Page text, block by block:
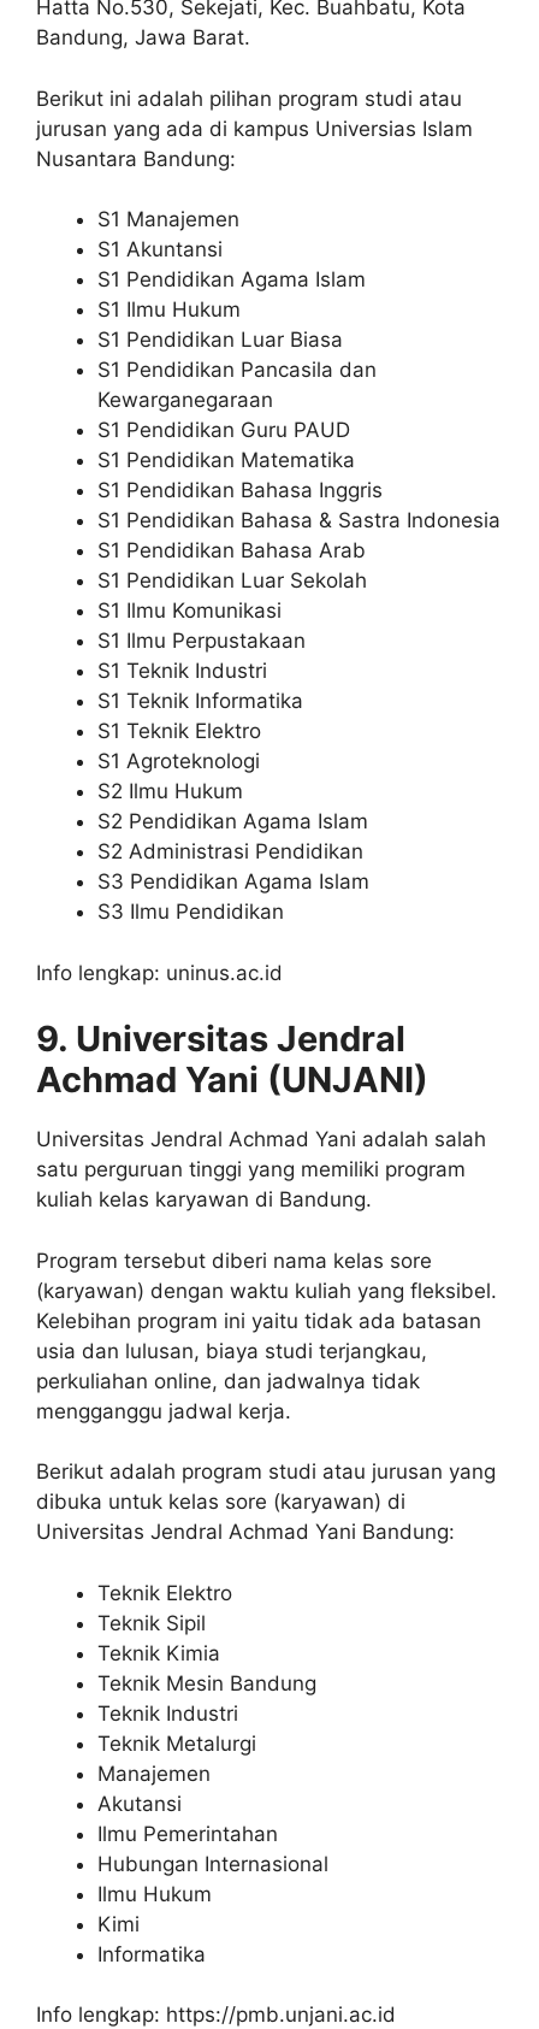
Hatta No.530, Sekejati, Kec. Buahbatu, Kota
Bandung, Jawa Barat.
Berikut ini adalah pilihan program studi atau
jurusan yang ada di kampus Universias Islam
Nusantara Bandung:
S1 Manajemen
S1 Akuntansi
S1 Pendidikan Agama Islam
S1 Ilmu Hukum
S1 Pendidikan Luar Biasa
S1 Pendidikan Pancasila dan
Kewarganegaraan
S1 Pendidikan Guru PAUD
S1 Pendidikan Matematika
S1 Pendidikan Bahasa Inggris
S1 Pendidikan Bahasa & Sastra Indonesia
S1 Pendidikan Bahasa Arab
S1 Pendidikan Luar Sekolah
S1 Ilmu Komunikasi
S1 Ilmu Perpustakaan
S1 Teknik Industri
S1 Teknik Informatika
S1 Teknik Elektro
S1 Agroteknologi
S2 Ilmu Hukum
S2 Pendidikan Agama Islam
S2 Administrasi Pendidikan
S3 Pendidikan Agama Islam
S3 Ilmu Pendidikan
Info lengkap: uninus.ac.id
9. Universitas Jendral
Achmad Yani (UNJANI)
Universitas Jendral Achmad Yani adalah salah
satu perguruan tinggi yang memiliki program
kuliah kelas karyawan di Bandung.
Program tersebut diberi nama kelas sore
(karyawan) dengan waktu kuliah yang fleksibel.
Kelebihan program ini yaitu tidak ada batasan
usia dan lulusan, biaya studi terjangkau,
perkuliahan online, dan jadwalnya tidak
mengganggu jadwal kerja.
Berikut adalah program studi atau jurusan yang
dibuka untuk kelas sore (karyawan) di
Universitas Jendral Achmad Yani Bandung:
Teknik Elektro
Teknik Sipil
Teknik Kimia
Teknik Mesin Bandung
Teknik Industri
Teknik Metalurgi
Manajemen
Akutansi
Ilmu Pemerintahan
Hubungan Internasional
Ilmu Hukum
Kimi
Informatika
Info lengkap: https://pmb.unjani.ac.id